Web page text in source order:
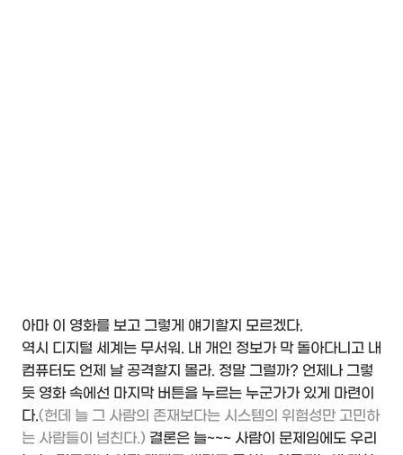
아마 이 영화를 보고 그렇게 얘기할지 모르겠다.
역시 디지털 세계는 무서워. 내 개인 정보가 막 돌아다니고 내
컴퓨터도 언제 날 공격할지 몰라. 정말 그럴까? 언제나 그렇
듯 영화 속에선 마지막 버튼을 누르는 누군가가 있게 마련이
다.(헌데 늘 그 사람의 존재보다는 시스템의 위험성만 고민하
는 사람들이 넘친다.) 결론은 늘~~~ 사람이 문제임에도 우리